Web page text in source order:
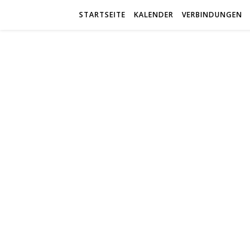
STARTSEITE KALENDER VERBINDUNGEN